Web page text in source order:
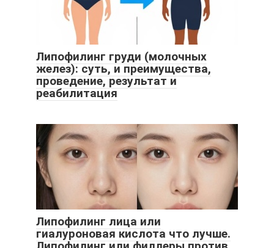
Липофилинг груди (молочных
желез): суть, и преимущества,
проведение, результат и
реабилитация
Липофилинг лица или
гиалуроновая кислота что лучше.